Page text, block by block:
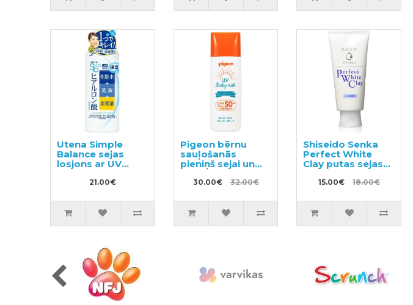
Utena Simple
Balance sejas
losjons ar UV
21.00€
Pigeon bērnu
sauļošanās
pieniņš sejai un
ķermenim UV
SPF50 50g
30.00€ 32.00€
Shiseido Senka
Perfect White
Clay putas sejas
mazgāšanai ar
balto mālu 120g
15.00€ 18.00€